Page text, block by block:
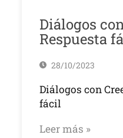
Diálogos
Respuesta
28/10/2023
Diálogos con
fácil
Leer más »